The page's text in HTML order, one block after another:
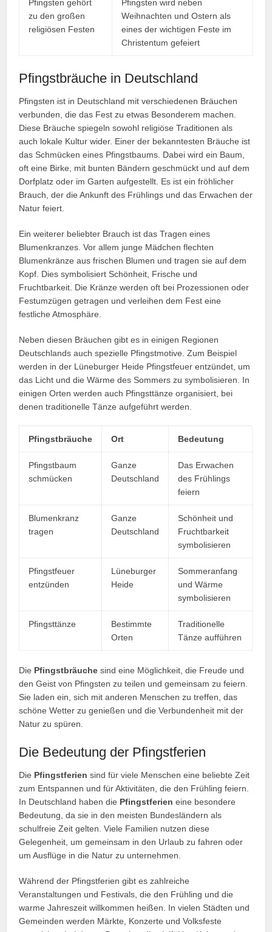
Pfingsten gehört
zu den großen
religiösen Festen
Pfingsten wird neben
Weihnachten und Ostern als
eines der wichtigen Feste im
Christentum gefeiert
Pfingstbräuche in Deutschland
Pfingsten ist in Deutschland mit verschiedenen Bräuchen
verbunden, die das Fest zu etwas Besonderem machen.
Diese Bräuche spiegeln sowohl religiöse Traditionen als
auch lokale Kultur wider. Einer der bekanntesten Bräuche ist
das Schmücken eines Pfingstbaums. Dabei wird ein Baum,
oft eine Birke, mit bunten Bändern geschmückt und auf dem
Dorfplatz oder im Garten aufgestellt. Es ist ein fröhlicher
Brauch, der die Ankunft des Frühlings und das Erwachen der
Natur feiert.
Ein weiterer beliebter Brauch ist das Tragen eines
Blumenkranzes. Vor allem junge Mädchen flechten
Blumenkränze aus frischen Blumen und tragen sie auf dem
Kopf. Dies symbolisiert Schönheit, Frische und
Fruchtbarkeit. Die Kränze werden oft bei Prozessionen oder
Festumzügen getragen und verleihen dem Fest eine
festliche Atmosphäre.
Neben diesen Bräuchen gibt es in einigen Regionen
Deutschlands auch spezielle Pfingstmotive. Zum Beispiel
werden in der Lüneburger Heide Pfingstfeuer entzündet, um
das Licht und die Wärme des Sommers zu symbolisieren. In
einigen Orten werden auch Pfingsttänze organisiert, bei
denen traditionelle Tänze aufgeführt werden.
Pfingstbräuche Ort Bedeutung
Pfingstbaum
schmücken
Ganze
Deutschland
Das Erwachen
des Frühlings
feiern
Blumenkranz
tragen
Ganze
Deutschland
Schönheit und
Fruchtbarkeit
symbolisieren
Pfingstfeuer
entzünden
Lüneburger
Heide
Sommeranfang
und Wärme
symbolisieren
Pfingsttänze
Bestimmte
Orten
Traditionelle
Tänze aufführen
Die Pfingstbräuche sind eine Möglichkeit, die Freude und
den Geist von Pfingsten zu teilen und gemeinsam zu feiern.
Sie laden ein, sich mit anderen Menschen zu treffen, das
schöne Wetter zu genießen und die Verbundenheit mit der
Natur zu spüren.
Die Bedeutung der Pfingstferien
Die Pfingstferien sind für viele Menschen eine beliebte Zeit
zum Entspannen und für Aktivitäten, die den Frühling feiern.
In Deutschland haben die Pfingstferien eine besondere
Bedeutung, da sie in den meisten Bundesländern als
schulfreie Zeit gelten. Viele Familien nutzen diese
Gelegenheit, um gemeinsam in den Urlaub zu fahren oder
um Ausflüge in die Natur zu unternehmen.
Während der Pfingstferien gibt es zahlreiche
Veranstaltungen und Festivals, die den Frühling und die
warme Jahreszeit willkommen heißen. In vielen Städten und
Gemeinden werden Märkte, Konzerte und Volksfeste